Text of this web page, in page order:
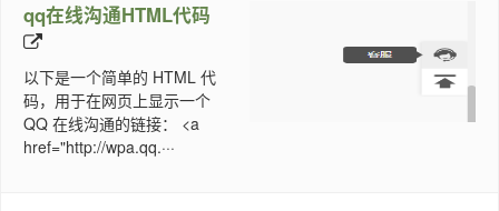
qq在线沟通HTML代码
以下是一个简单的 HTML 代
码，用于在网页上显示一个
QQ 在线沟通的链接： <a
href="http://wpa.qq.···